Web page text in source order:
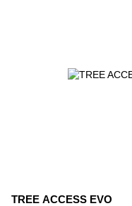
TREE ACCESS EVO